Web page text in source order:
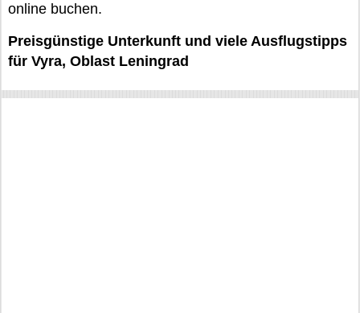
online buchen.
Preisgünstige Unterkunft und viele Ausflugstipps
für Vyra, Oblast Leningrad